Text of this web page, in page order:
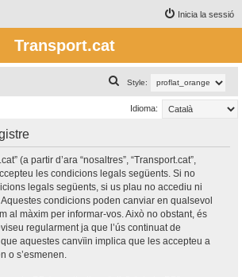
Inicia la sessió
Transport.cat
Style:
e
a
Idioma:
(a partir d’ara “nosaltres”, “Transport.cat”,
les condicions legals següents. Si no
legals següents, si us plau no accediu ni
Aquestes condicions poden canviar en qualsevol
al màxim per informar-vos. Això no obstant, és
regularment ja que l’ús continuat de
que aquestes canvïin implica que les accepteu a
o s’esmenen.